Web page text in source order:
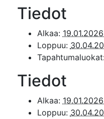
Tiedot
Alkaa:
Loppuu:
Tiedot
Alkaa:
Loppuu: